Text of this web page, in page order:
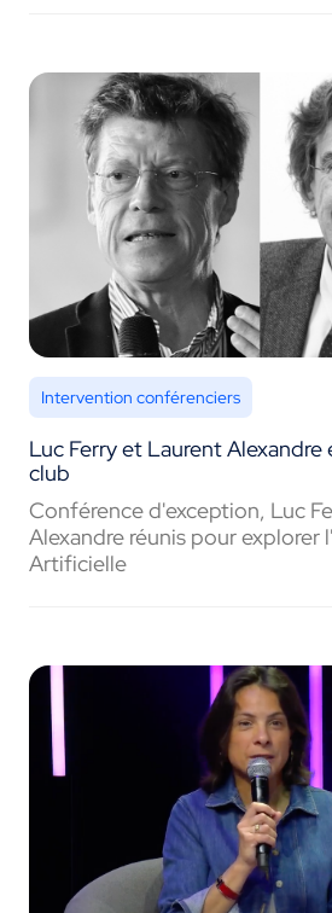
Intervention conférenciers
Luc Ferry et Laurent
club
Conférence d'exception, Luc
Alexandre réunis pour explorer
Artificielle